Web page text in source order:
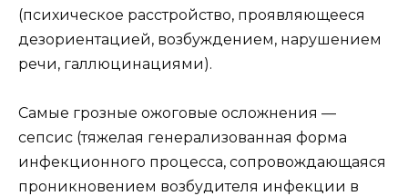
(психическое расстройство, проявляющееся
дезориентацией, возбуждением, нарушением
речи, галлюцинациями).
Самые грозные ожоговые осложнения —
сепсис (тяжелая генерализованная форма
инфекционного процесса, сопровождающаяся
проникновением возбудителя инфекции в